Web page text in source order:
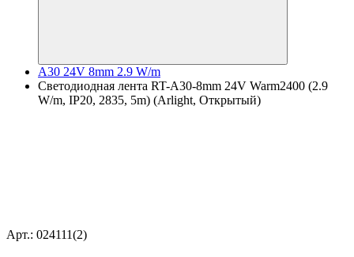
A30 24V 8mm 2.9 W/m
Светодиодная лента RT-A30-8mm 24V Warm2400 (2.9
W/m, IP20, 2835, 5m) (Arlight, Открытый)
Арт.: 024111(2)